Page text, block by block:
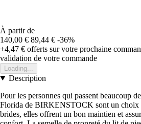
À partir de
140,00 € 89,44 € -36%
+4,47 € offerts sur votre prochaine
validation de votre commande
Loading...
Description
Pour les personnes qui passent beaucoup
Florida de BIRKENSTOCK sont un choix
brides, elles offrent un bon maintien et